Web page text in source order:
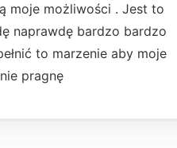
moje możliwości . Jest to
naprawdę bardzo bardzo
to marzenie aby moje
pragnę